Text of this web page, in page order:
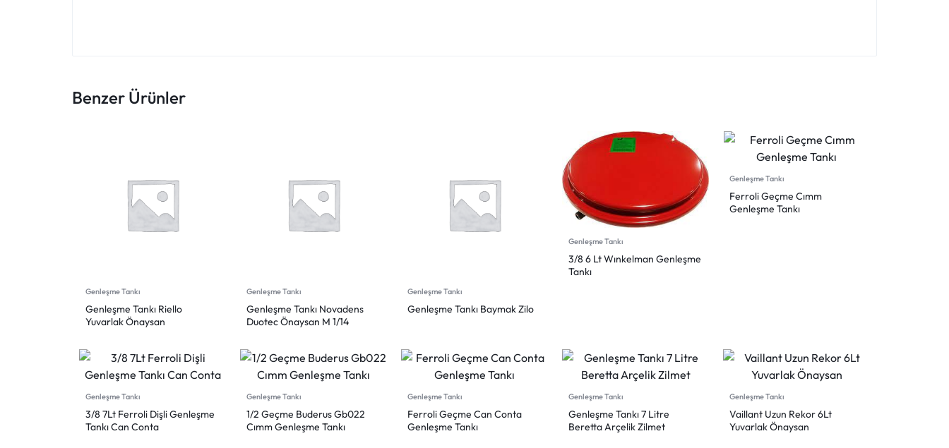
Benzer Ürünler
Genleşme Tankı
Genleşme Tankı Riello
Yuvarlak Önaysan
Genleşme Tankı
Genleşme Tankı Novadens
Duotec Önaysan M 1/14
Genleşme Tankı
Genleşme Tankı Baymak Zilo
Genleşme Tankı
3/8 6 Lt Wınkelman Genleşme
Tankı
Genleşme Tankı
Ferroli Geçme Cımm
Genleşme Tankı
Genleşme Tankı
3/8 7Lt Ferroli Dişli Genleşme
Tankı Can Conta
Genleşme Tankı
1/2 Geçme Buderus Gb022
Cımm Genleşme Tankı
Genleşme Tankı
Ferroli Geçme Can Conta
Genleşme Tankı
Genleşme Tankı
Genleşme Tankı 7 Litre
Beretta Arçelik Zilmet
Genleşme Tankı
Vaillant Uzun Rekor 6Lt
Yuvarlak Önaysan